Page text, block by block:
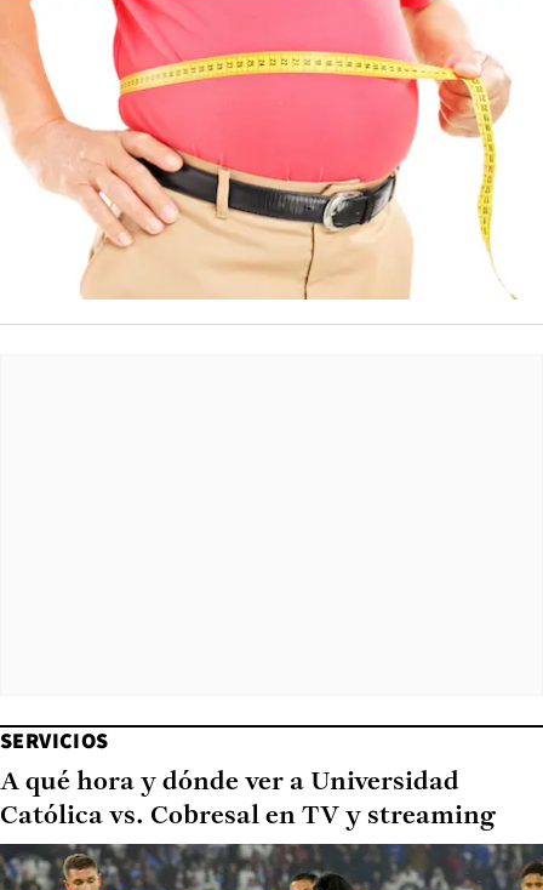
SERVICIOS
A qué hora y dónde ver a Universidad
Católica vs. Cobresal en TV y streaming